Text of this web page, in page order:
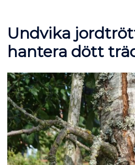
Undvika
hantera dött